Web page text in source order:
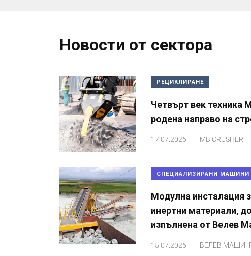
Новости от сектора
РЕЦИКЛИРАНЕ
Четвърт век техника
родена направо на
17.07.2026 MB CRUSHER
СПЕЦИАЛИЗИРАНИ МАШИНИ
Модулна инсталация
инертни материали,
изпълнена от Велев
15.07.2026 ВЕЛЕВ